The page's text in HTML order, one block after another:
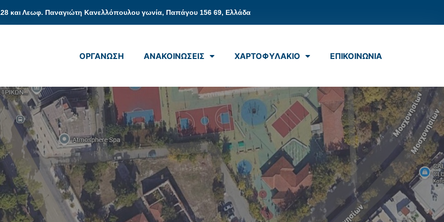
και Λεωφ. Παναγιώτη Κανελλόπουλου γωνία, Παπάγου 156 69, Ελλάδα
ΟΡΓΑΝΩΣΗ ΑΝΑΚΟΙΝΩΣΕΙΣ ΧΑΡΤΟΦΥΛΑΚΙΟ ΕΠΙΚΟΙΝΩΝΙΑ